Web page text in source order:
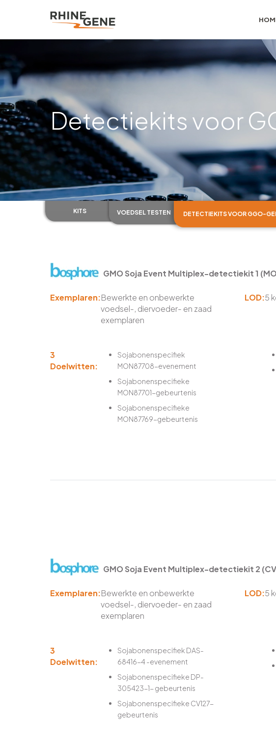
Detectiekits voor
KITS VOEDSEL TESTEN DETECTIEKITS VOOR GGO-
GMO Soja Event Multiplex-detectiekit 1
Exemplaren:Bewerkte en onbewerkte
voedsel-, diervoeder- en zaad
exemplaren
LOD:5
3
Doelwitten:
Sojabonenspecifiek
MON87708-evenement
Sojabonenspecifieke
MON87701-gebeurtenis
Sojabonenspecifieke
MON87769-gebeurtenis
GMO Soja Event Multiplex-detectiekit 2
Exemplaren:Bewerkte en onbewerkte
voedsel-, diervoeder- en zaad
exemplaren
LOD:5
3
Doelwitten:
Sojabonenspecifiek DAS-
68416-4 -evenement
Sojabonenspecifieke DP-
305423-1- gebeurtenis
Sojabonenspecifieke CV127-
gebeurtenis